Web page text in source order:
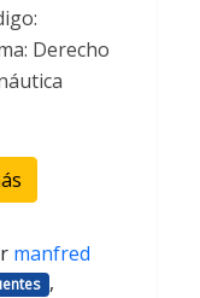
Derecho
manfred
,